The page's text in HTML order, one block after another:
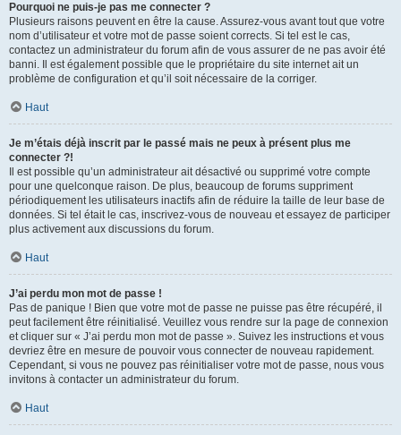
Pourquoi ne puis-je pas me connecter ?
Plusieurs raisons peuvent en être la cause. Assurez-vous avant tout que votre
nom d’utilisateur et votre mot de passe soient corrects. Si tel est le cas,
contactez un administrateur du forum afin de vous assurer de ne pas avoir été
banni. Il est également possible que le propriétaire du site internet ait un
problème de configuration et qu’il soit nécessaire de la corriger.
Haut
Je m’étais déjà inscrit par le passé mais ne peux à présent plus me
connecter ?!
Il est possible qu’un administrateur ait désactivé ou supprimé votre compte
pour une quelconque raison. De plus, beaucoup de forums suppriment
périodiquement les utilisateurs inactifs afin de réduire la taille de leur base de
données. Si tel était le cas, inscrivez-vous de nouveau et essayez de participer
plus activement aux discussions du forum.
Haut
J’ai perdu mon mot de passe !
Pas de panique ! Bien que votre mot de passe ne puisse pas être récupéré, il
peut facilement être réinitialisé. Veuillez vous rendre sur la page de connexion
et cliquer sur « J’ai perdu mon mot de passe ». Suivez les instructions et vous
devriez être en mesure de pouvoir vous connecter de nouveau rapidement.
Cependant, si vous ne pouvez pas réinitialiser votre mot de passe, nous vous
invitons à contacter un administrateur du forum.
Haut